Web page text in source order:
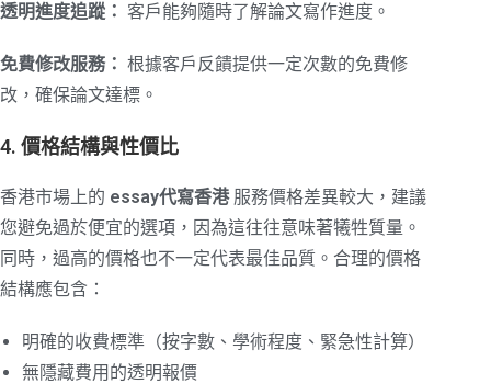
透明進度追蹤： 客戶能夠隨時了解論文寫作進度。
免費修改服務： 根據客戶反饋提供一定次數的免費修
改，確保論文達標。
4. 價格結構與性價比
香港市場上的 essay代寫香港服務價格差異較大，建議
您避免過於便宜的選項，因為這往往意味著犧牲質量。
同時，過高的價格也不一定代表最佳品質。合理的價格
結構應包含：
明確的收費標準（按字數、學術程度、緊急性計算）
無隱藏費用的透明報價